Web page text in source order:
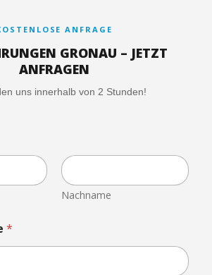
ANFRAGE
GRONAU – JETZT
ANFRAGEN
uns innerhalb von 2 Stunden!
Nachname
*